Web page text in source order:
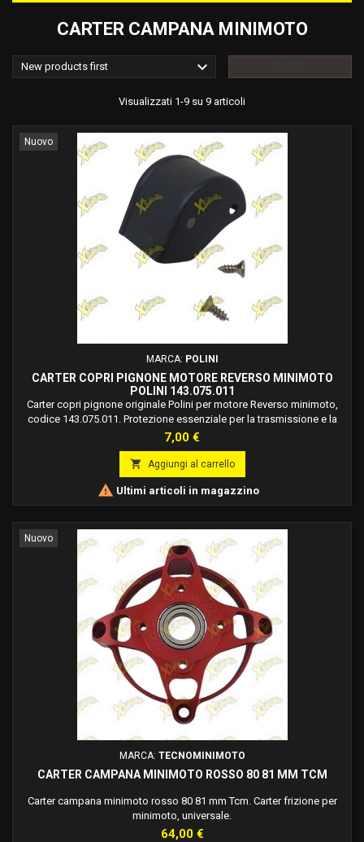
CARTER CAMPANA MINIMOTO
New products first 
Visualizzati 1-9 su 9 articoli
Nuovo
MARCA: POLINI
CARTER COPRI PIGNONE MOTORE REVERSO MINIMOTO
POLINI 143.075.011
Carter copri pignone originale Polini per motore Reverso minimoto,
codice 143.075.011. Protezione essenziale per la trasmissione e la
sicurezza del pilota.
Prezzo
7,00 €
 Aggiungi al carrello
 Ultimi articoli in magazzino
Nuovo
MARCA: TECNOMINIMOTO
CARTER CAMPANA MINIMOTO ROSSO 80 81 MM TCM
Carter campana minimoto rosso 80 81 mm Tcm. Carter frizione per
minimoto, universale.
Prezzo
64,00 €